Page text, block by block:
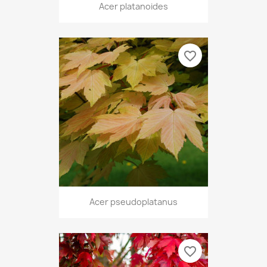
Acer platanoides
Acer pseudoplatanus
favorite_border
favorite_border